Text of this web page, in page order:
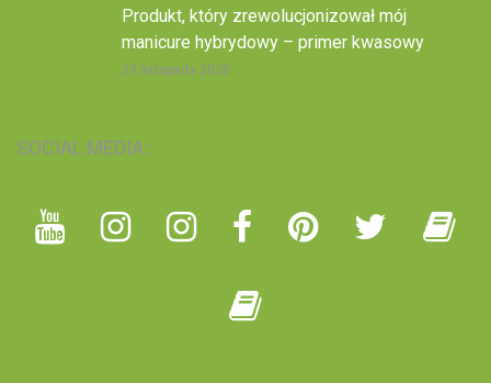
Produkt, który zrewolucjonizował mój
manicure hybrydowy – primer kwasowy
29 listopada 2020
SOCIAL MEDIA: